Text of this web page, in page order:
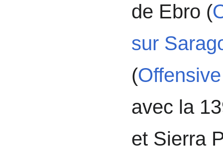
de Ebro (
sur
(
avec la
et Sierra